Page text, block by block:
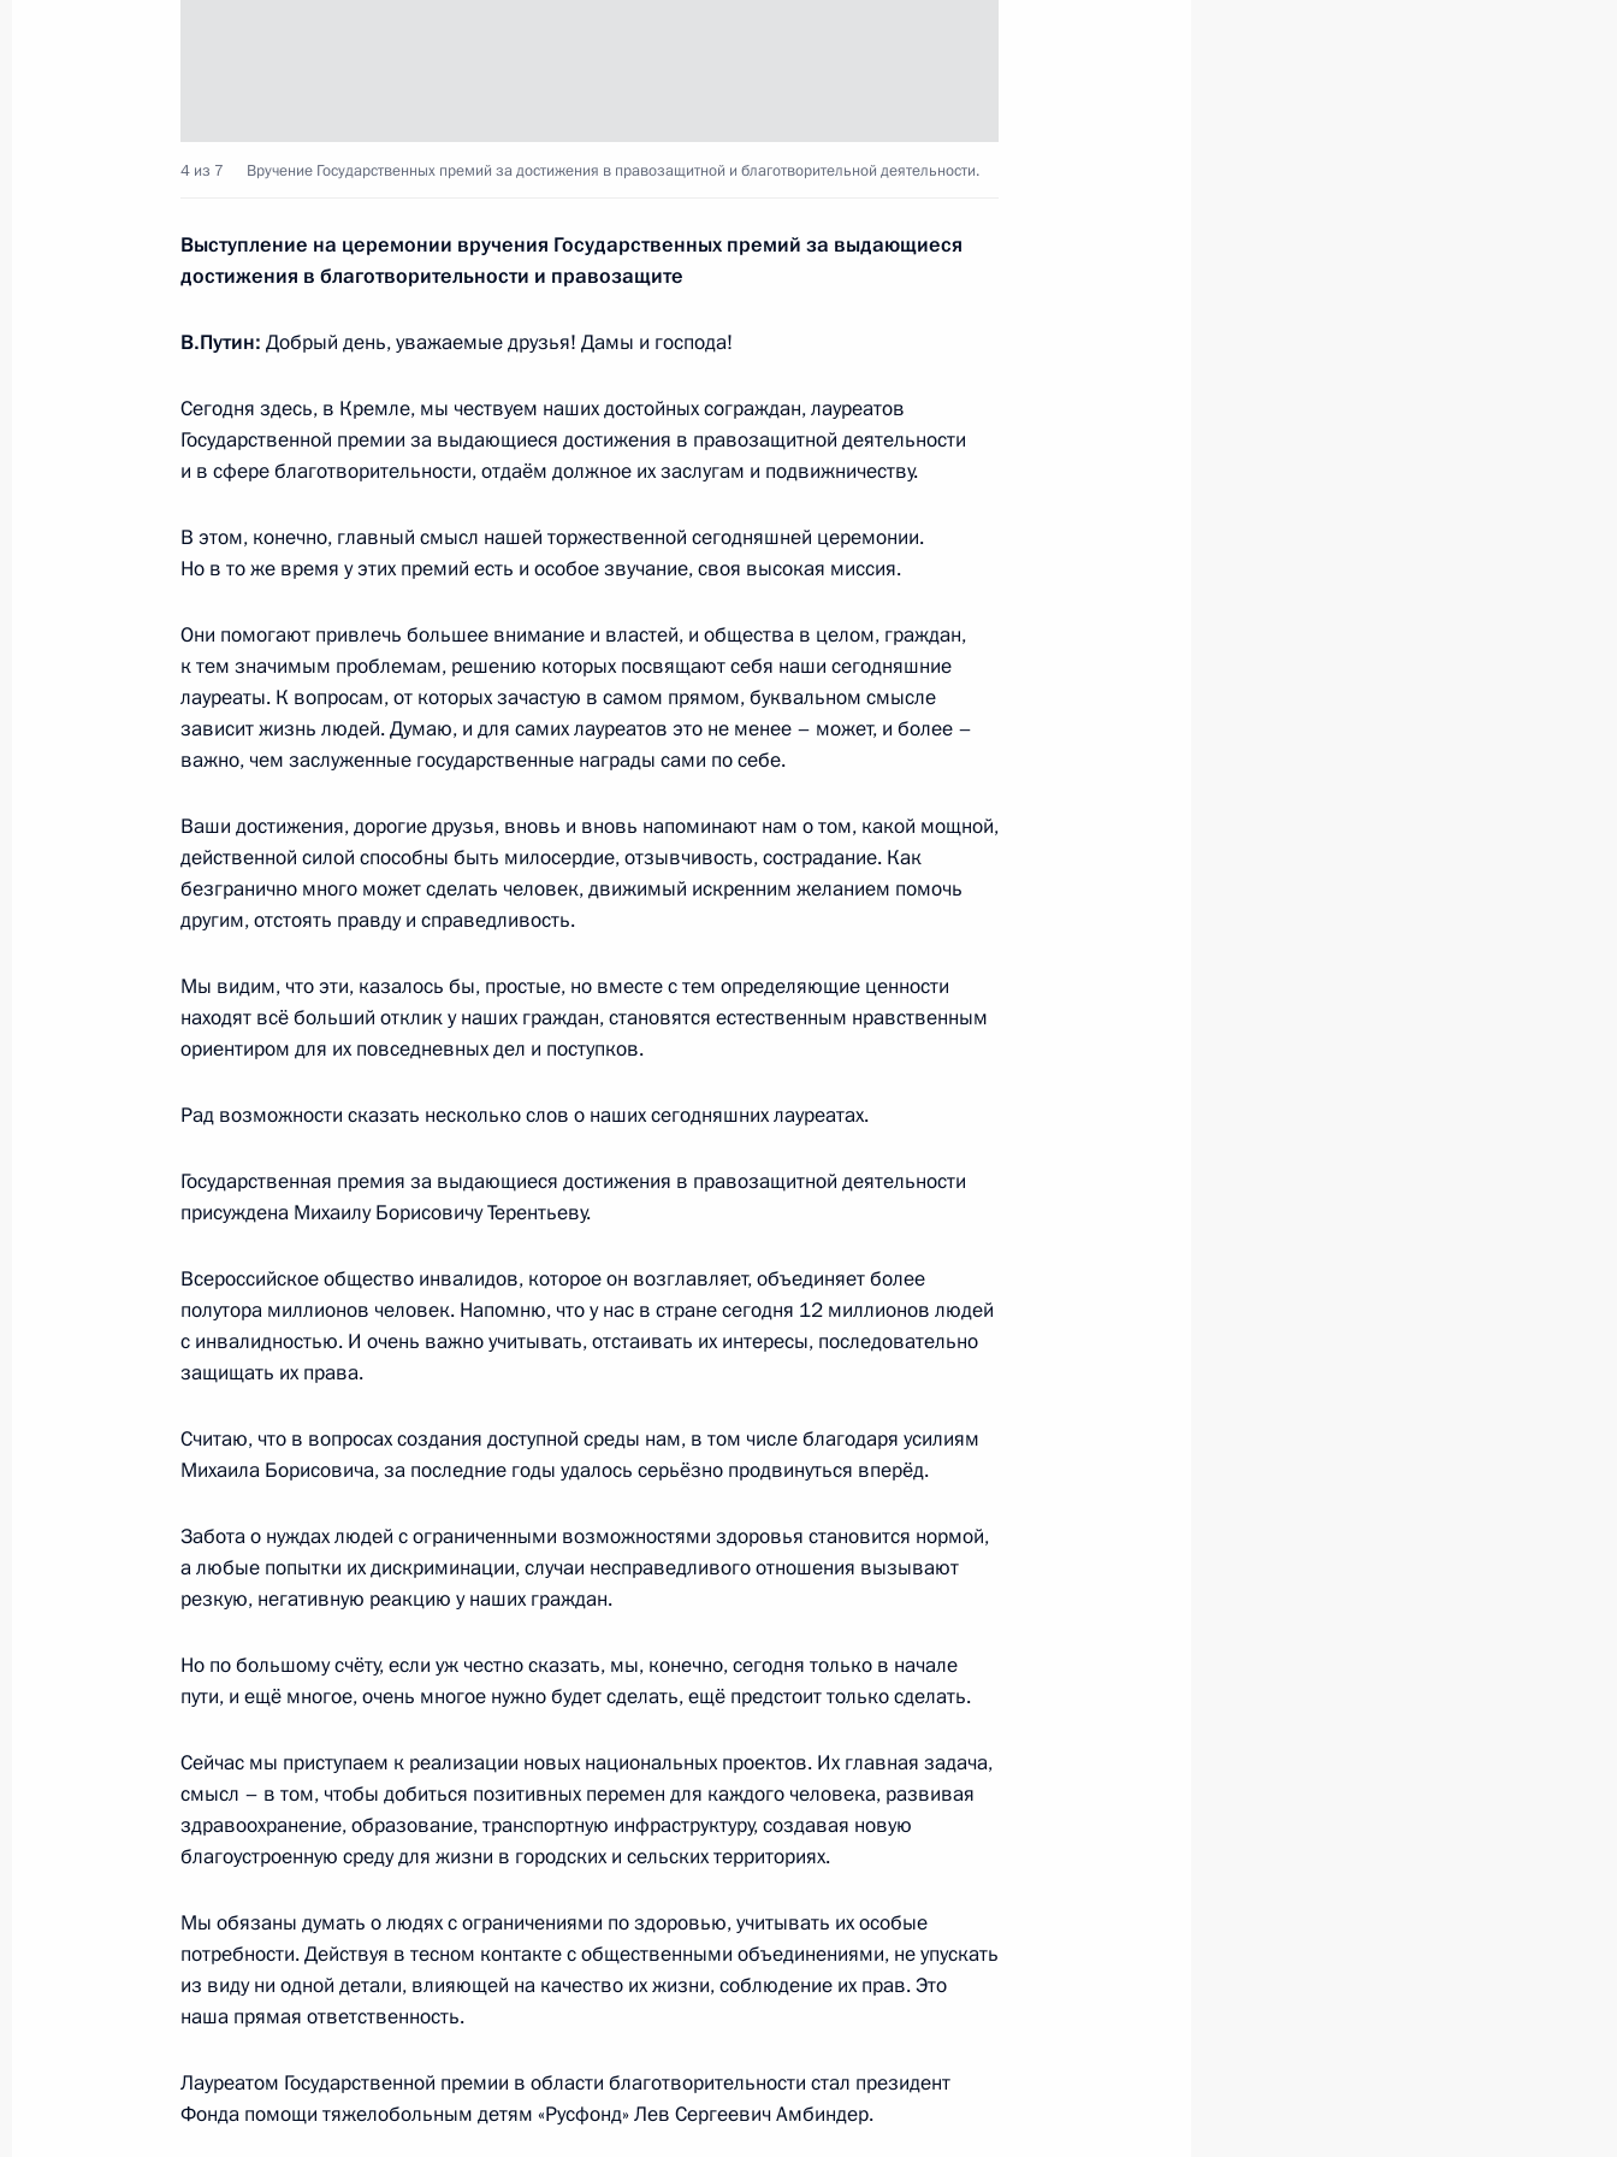
11 декабря 2018 года, 17:15 Москва, Кремль
В Москве открыт памятник Александру Солженицыну
11 декабря 2018 года, 13:00 Москва
6
10 декабря 2018 года, понедельник
Встреча с главой компании «Норникель» Владимиром
Потаниным
Московская область, Ново-Огарёво
1
8 декабря 2018 года, суббота
Президент выступил на съезде партии «Единая Россия»
8 декабря 2018 года, 16:35 Москва
7 декабря 2018 года, пятница
Вручение премии Русского географического общества
7 декабря 2018 года, 19:30 Москва, Кремль
6
Приём по случаю Дня Героев Отечества
Совместная пресс-конференция с Премьер-министром Греции
Алексисом Ципрасом
7 декабря 2018 года, 17:25 Москва, Кремль
4
Российско-греческие переговоры
Встреча с президентом Международной автомобильной
федерации Жаном Тодтом
7 декабря 2018 года, 01:00 Санкт-Петербург
6 декабря 2018 года, четверг
Заседание Высшего Евразийского экономического совета
в расширенном составе
6 декабря 2018 года, 16:20 Санкт-Петербург
5
Заседание Высшего Евразийского экономического совета
6 декабря 2018 года, 14:15 Санкт-Петербург
11 41м
5 декабря 2018 года, среда
4 из 7 Вручение Государственных премий за достижения в правозащитной и благотворительной деятельности.
Выступление на церемонии вручения Государственных премий за выдающиеся
достижения в благотворительности и правозащите
В.Путин: Добрый день, уважаемые друзья! Дамы и господа!
Сегодня здесь, в Кремле, мы чествуем наших достойных сограждан, лауреатов
Государственной премии за выдающиеся достижения в правозащитной деятельности
и в сфере благотворительности, отдаём должное их заслугам и подвижничеству.
В этом, конечно, главный смысл нашей торжественной сегодняшней церемонии.
Но в то же время у этих премий есть и особое звучание, своя высокая миссия.
Они помогают привлечь большее внимание и властей, и общества в целом, граждан,
к тем значимым проблемам, решению которых посвящают себя наши сегодняшние
лауреаты. К вопросам, от которых зачастую в самом прямом, буквальном смысле
зависит жизнь людей. Думаю, и для самих лауреатов это не менее – может, и более –
важно, чем заслуженные государственные награды сами по себе.
Ваши достижения, дорогие друзья, вновь и вновь напоминают нам о том, какой мощной,
действенной силой способны быть милосердие, отзывчивость, сострадание. Как
безгранично много может сделать человек, движимый искренним желанием помочь
другим, отстоять правду и справедливость.
Мы видим, что эти, казалось бы, простые, но вместе с тем определяющие ценности
находят всё больший отклик у наших граждан, становятся естественным нравственным
ориентиром для их повседневных дел и поступков.
Рад возможности сказать несколько слов о наших сегодняшних лауреатах.
Государственная премия за выдающиеся достижения в правозащитной деятельности
присуждена Михаилу Борисовичу Терентьеву.
Всероссийское общество инвалидов, которое он возглавляет, объединяет более
полутора миллионов человек. Напомню, что у нас в стране сегодня 12 миллионов людей
с инвалидностью. И очень важно учитывать, отстаивать их интересы, последовательно
защищать их права.
Считаю, что в вопросах создания доступной среды нам, в том числе благодаря усилиям
Михаила Борисовича, за последние годы удалось серьёзно продвинуться вперёд.
Забота о нуждах людей с ограниченными возможностями здоровья становится нормой,
а любые попытки их дискриминации, случаи несправедливого отношения вызывают
резкую, негативную реакцию у наших граждан.
Но по большому счёту, если уж честно сказать, мы, конечно, сегодня только в начале
пути, и ещё многое, очень многое нужно будет сделать, ещё предстоит только сделать.
Сейчас мы приступаем к реализации новых национальных проектов. Их главная задача,
смысл – в том, чтобы добиться позитивных перемен для каждого человека, развивая
здравоохранение, образование, транспортную инфраструктуру, создавая новую
благоустроенную среду для жизни в городских и сельских территориях.
Мы обязаны думать о людях с ограничениями по здоровью, учитывать их особые
потребности. Действуя в тесном контакте с общественными объединениями, не упускать
из виду ни одной детали, влияющей на качество их жизни, соблюдение их прав. Это
наша прямая ответственность.
Лауреатом Государственной премии в области благотворительности стал президент
Фонда помощи тяжелобольным детям «Русфонд» Лев Сергеевич Амбиндер.